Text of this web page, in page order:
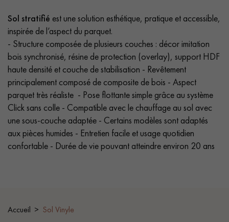
PARQUET VIEILLI
PARQUET LAMES LARGES XXL PARQUET EN CHÊNE
ACCESSOIRES PARQUET
D'INTÉRIEUR
Nos conseillers sont disponibles au
28 79 01 41
VOUS AVEZ UN PROJET ?
Sol stratifié est une solution esthétique, pratique et accessible,
inspirée de l’aspect du parquet.
- Structure composée de plusieurs couches : décor imitation
bois synchronisé, résine de protection (overlay), support HDF
haute densité et couche de stabilisation - Revêtement
principalement composé de composite de bois - Aspect
parquet très réaliste - Pose flottante simple grâce au système
Click sans colle - Compatible avec le chauffage au sol avec
une sous-couche adaptée - Certains modèles sont adaptés
aux pièces humides - Entretien facile et usage quotidien
confortable - Durée de vie pouvant atteindre environ 20 ans
Accueil Sol Vinyle